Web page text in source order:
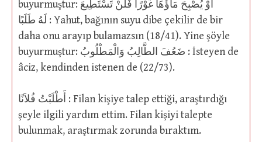
buyurmuştur: أَوْ يُصْبِحَ مَاؤُهَا غَوْرًا فَلَنْ تَسْتَطِيعَ
لَهُ طَلَبًا : Yahut, bağının suyu dibe çekilir de bir
daha onu arayıp bulamazsın (18/41). Yine şöyle
buyurmuştur: ضَعُفَ الطَّالِبُ وَالْمَطْلُوبُ : İsteyen de
âciz, kendinden istenen de (22/73).
أَطْلَبْتُ فُلاَنًا : Filan kişiye talep ettiği, araştırdığı
şeyle ilgili yardım ettim. Filan kişiyi talepte
bulunmak, araştırmak zorunda bıraktım.